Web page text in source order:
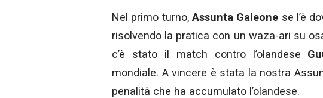
Nel primo turno, Assunta Galeone se l’è
risolvendo la pratica con un waza-ari su
c’è stato il match contro l’olandese
mondiale. A vincere è stata la nostra
penalità che ha accumulato l’olandese.